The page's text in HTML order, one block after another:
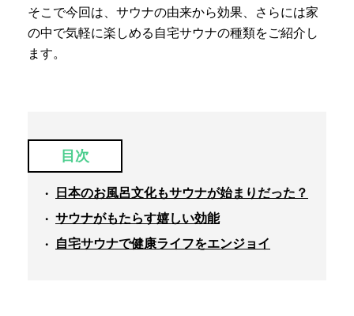
そこで今回は、サウナの由来から効果、さらには家
の中で気軽に楽しめる自宅サウナの種類をご紹介し
ます。
目次
日本のお風呂文化もサウナが始まりだった？
サウナがもたらす嬉しい効能
自宅サウナで健康ライフをエンジョイ